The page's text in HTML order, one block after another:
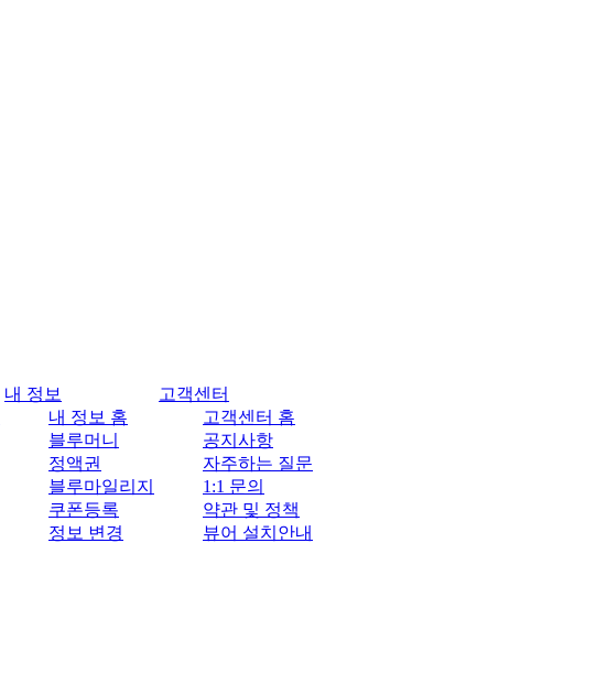
내 정보
내 정보 홈
블루머니
정액권
블루마일리지
쿠폰등록
정보 변경
고객센터
고객센터 홈
공지사항
자주하는 질문
1:1 문의
약관 및 정책
뷰어 설치안내